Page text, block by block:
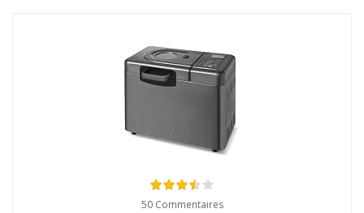
50 Commentaires